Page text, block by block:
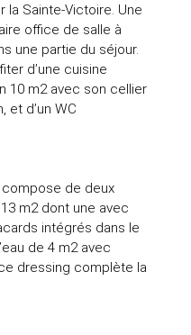
Sainte-Victoire. Une
office de salle à
une partie du séjour.
d’une cuisine
10 m2 avec son cellier
et d’un WC
de deux
m2 dont une avec
intégrés dans le
de 4 m2 avec
dressing complète la